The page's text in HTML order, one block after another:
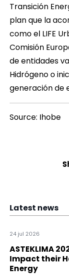
Transición
plan que la
como el LIFE
Comisión
de entidades
Hidrógeno o
generación de
Source: Ihobe
Latest news
24 jul 2026
ASTEKLIMA
Impact their
Energy